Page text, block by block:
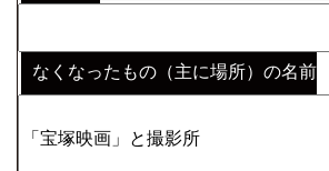
なくなったもの（主に場所）の名前